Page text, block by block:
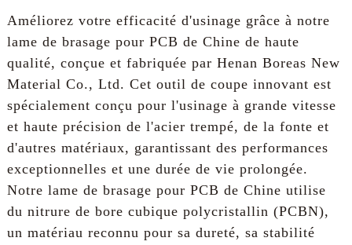
Améliorez votre efficacité d'usinage grâce à notre
lame de brasage pour PCB de Chine de haute
qualité, conçue et fabriquée par Henan Boreas New
Material Co., Ltd. Cet outil de coupe innovant est
spécialement conçu pour l'usinage à grande vitesse
et haute précision de l'acier trempé, de la fonte et
d'autres matériaux, garantissant des performances
exceptionnelles et une durée de vie prolongée.
Notre lame de brasage pour PCB de Chine utilise
du nitrure de bore cubique polycristallin (PCBN),
un matériau reconnu pour sa dureté, sa stabilité